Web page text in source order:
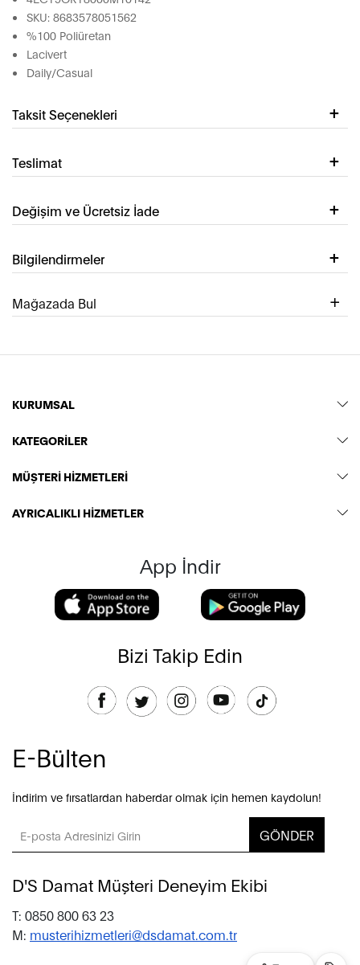
SKU: 8683578051562
%100 Poliüretan
Lacivert
Daily/Casual
Taksit Seçenekleri
Teslimat
Değişim ve Ücretsiz İade
Bilgilendirmeler
Mağazada Bul
KURUMSAL
KATEGORİLER
MÜŞTERİ HİZMETLERİ
AYRICALIKLI HİZMETLER
App İndir
Bizi Takip Edin
E-Bülten
İndirim ve fırsatlardan haberdar olmak için hemen kaydolun!
GÖNDER
D'S Damat Müşteri Deneyim Ekibi
T: 0850 800 63 23
M: musterihizmetleri@dsdamat.com.tr